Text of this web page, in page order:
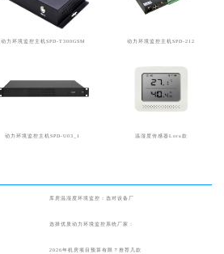
动力环境监控主机SPD-T300GSM 动力环境监控主机SPD-212
动力环境监控主机SPD-U03_1 温湿度传感器Lora款
库房温湿度环境监控：选对设备厂
选择优质动力环境监控系统厂家：
2026年机房项目预算有限？推荐几款